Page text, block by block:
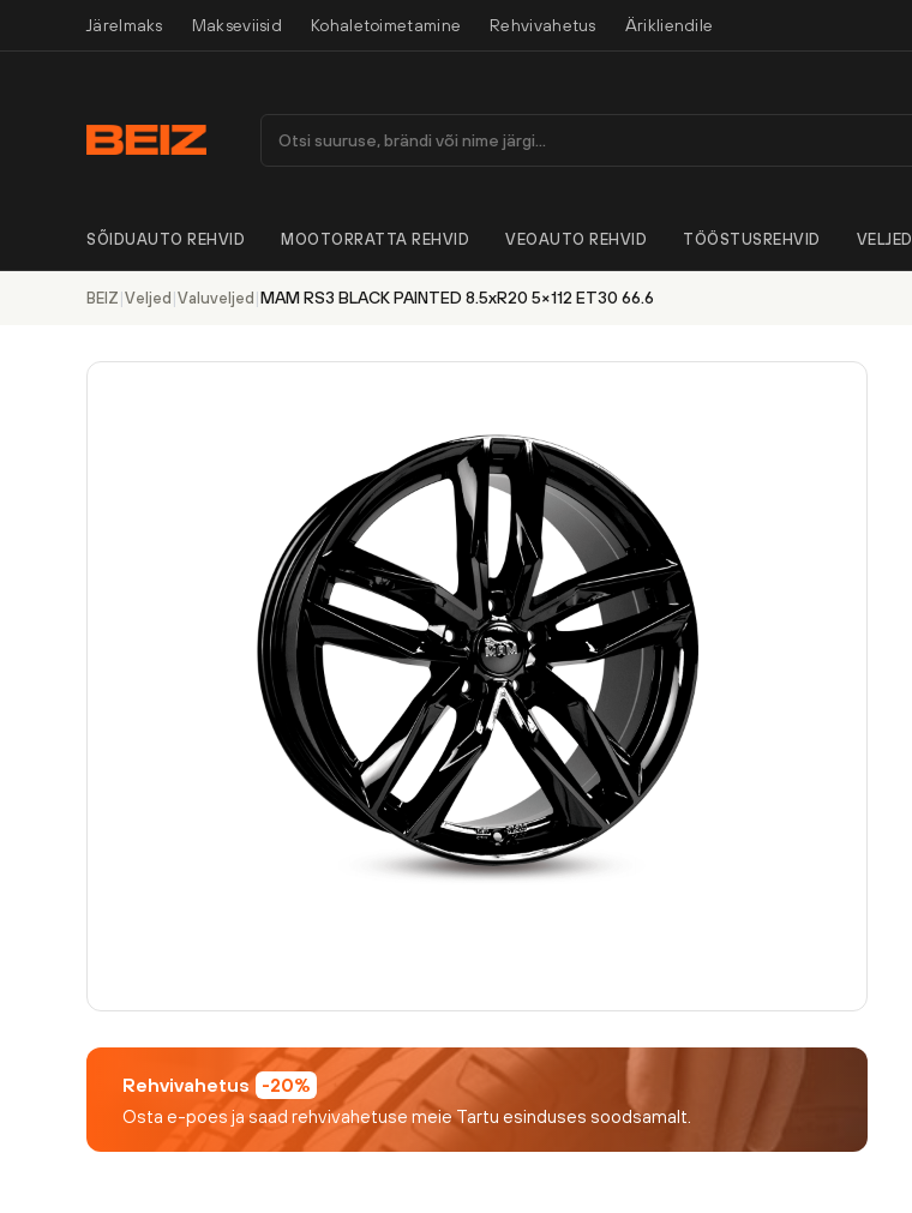
Järelmaks Makseviisid Kohaletoimetamine Rehvivahetus Ärikliendile
SÕIDUAUTO REHVID MOOTORRATTA REHVID VEOAUTO REHVID TÖÖSTUSREHVID VELJED
BEIZ |Veljed |Valuveljed |MAM RS3 BLACK PAINTED 8.5xR20 5×112 ET30 66.6
Rehvivahetus -20%
Osta e-poes ja saad rehvivahetuse meie Tartu esinduses soodsamalt.